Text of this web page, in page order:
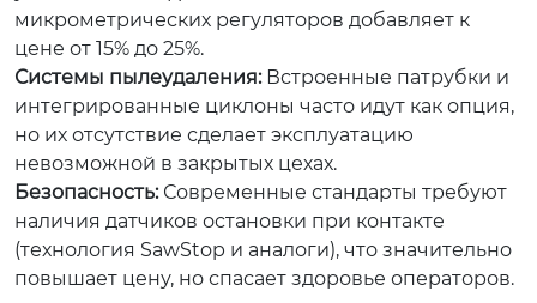
микрометрических регуляторов добавляет к
цене от 15% до 25%.
Системы пылеудаления:Встроенные патрубки и
интегрированные циклоны часто идут как опция,
но их отсутствие сделает эксплуатацию
невозможной в закрытых цехах.
Безопасность:Современные стандарты требуют
наличия датчиков остановки при контакте
(технология SawStop и аналоги), что значительно
повышает цену, но спасает здоровье операторов.